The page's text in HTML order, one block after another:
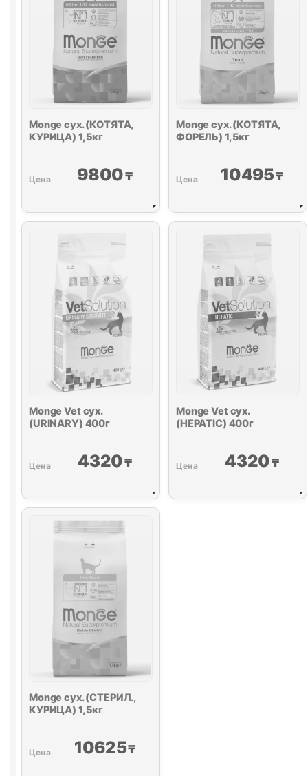
Monge сух. (КОТЯТА,
КУРИЦА) 1,5кг
9800₸
Monge сух. (КОТЯТА,
ФОРЕЛЬ) 1,5кг
10495₸
Monge Vet сух.
(URINARY) 400г
4320₸
Monge Vet сух.
(HEPATIC) 400г
4320₸
Monge сух. (СТЕРИЛ.,
КУРИЦА) 1,5кг
10625₸